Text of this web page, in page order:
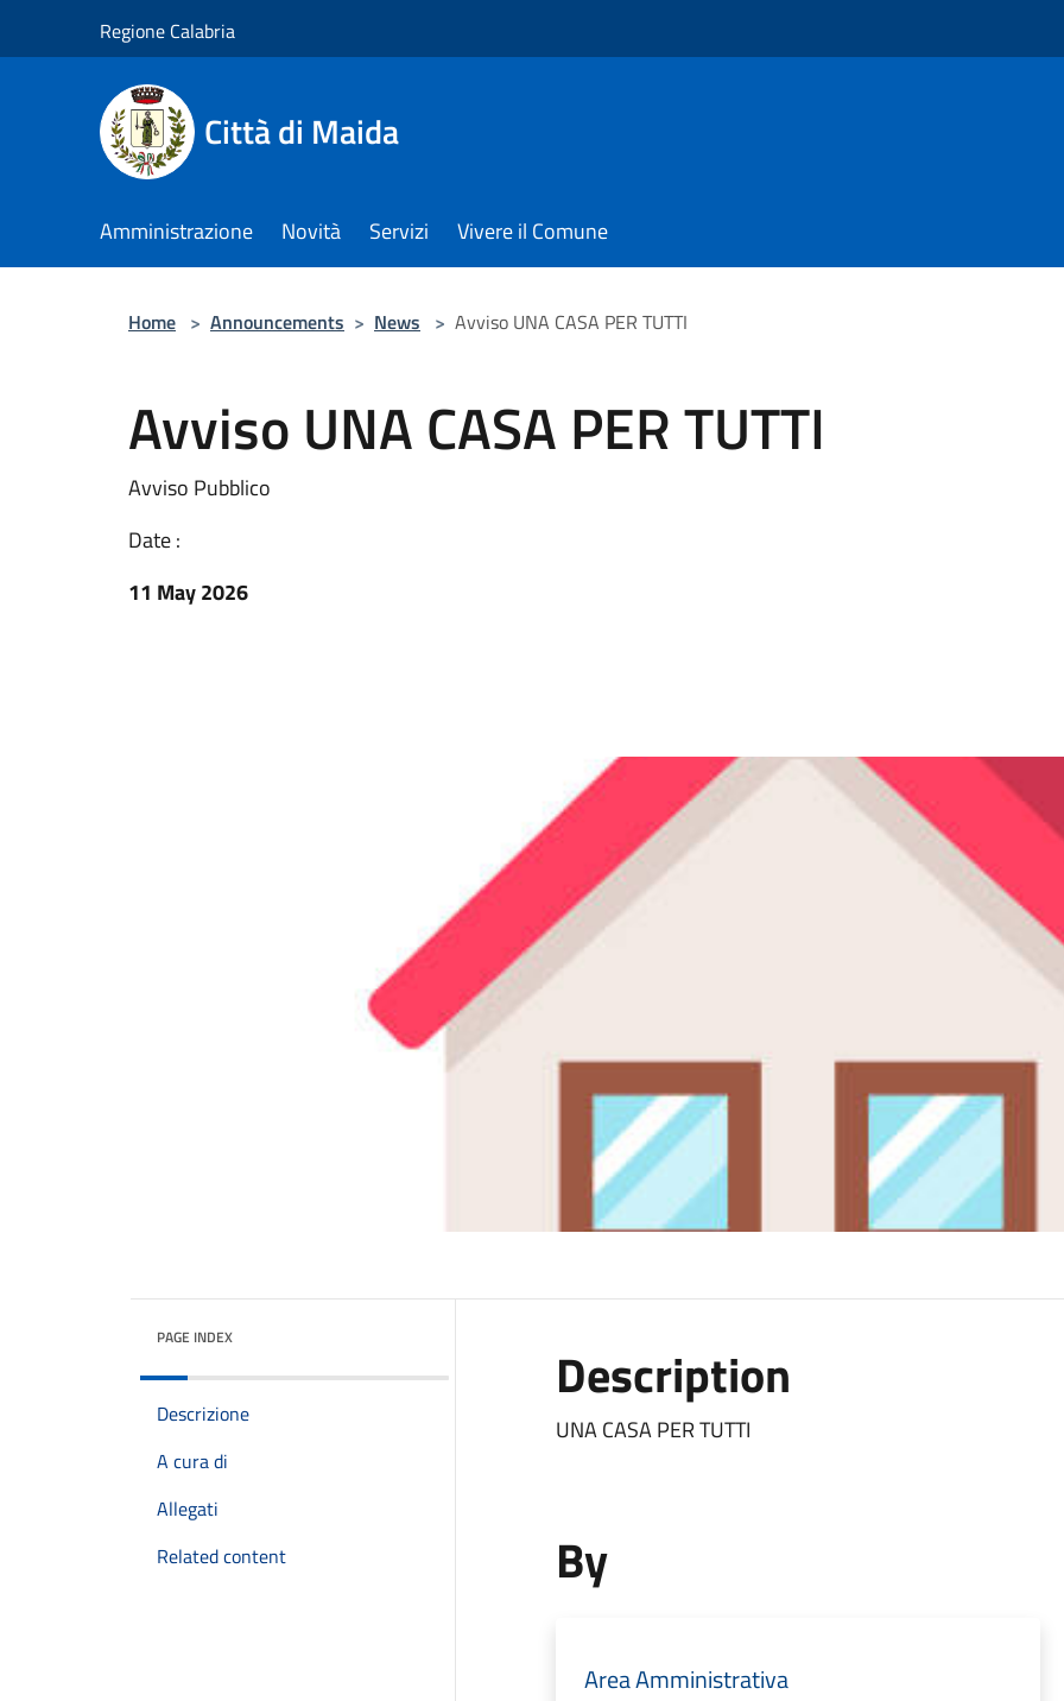
Regione Calabria
Città di Maida
Amministrazione Novità Servizi Vivere il Comune
Home > Announcements > News > Avviso UNA CASA PER TUTTI
Avviso UNA CASA PER TUTTI
Avviso Pubblico
Date :
11 May 2026
PAGE INDEX
Descrizione
A cura di
Allegati
Related content
Description
UNA CASA PER TUTTI
By
Area Amministrativa